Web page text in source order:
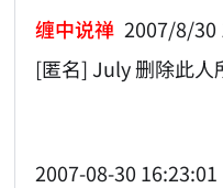
缠中说禅 2007/8/30
[匿名] July 删除此人
2007-08-30 16:23:01